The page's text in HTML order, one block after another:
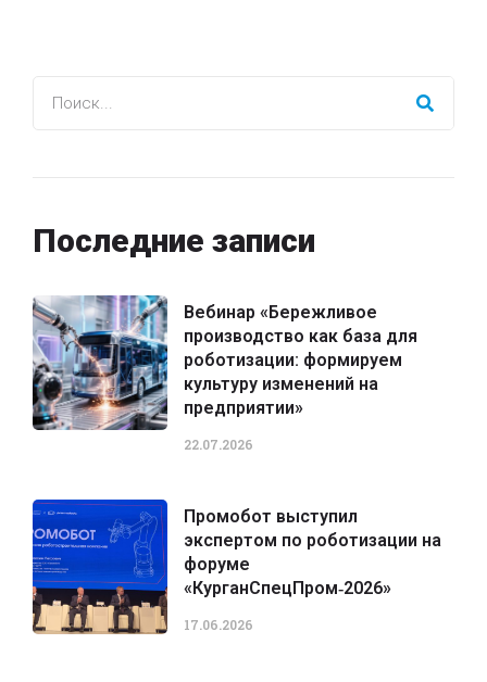
Последние записи
Вебинар «Бережливое
производство как база для
роботизации: формируем
культуру изменений на
предприятии»
22.07.2026
Промобот выступил
экспертом по роботизации на
форуме
«КурганСпецПром‑2026»
17.06.2026